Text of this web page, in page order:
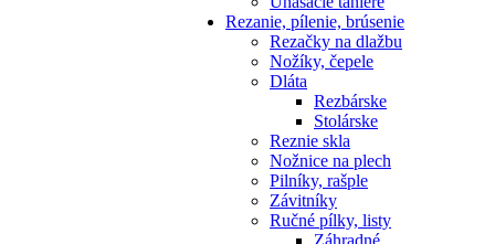
Rezanie, pílenie, brúsenie
Rezačky na dlažbu
Nožíky, čepele
Dláta
Rezbárske
Stolárske
Reznie skla
Nožnice na plech
Pilníky, rašple
Závitníky
Ručné pílky, listy
Záhradné